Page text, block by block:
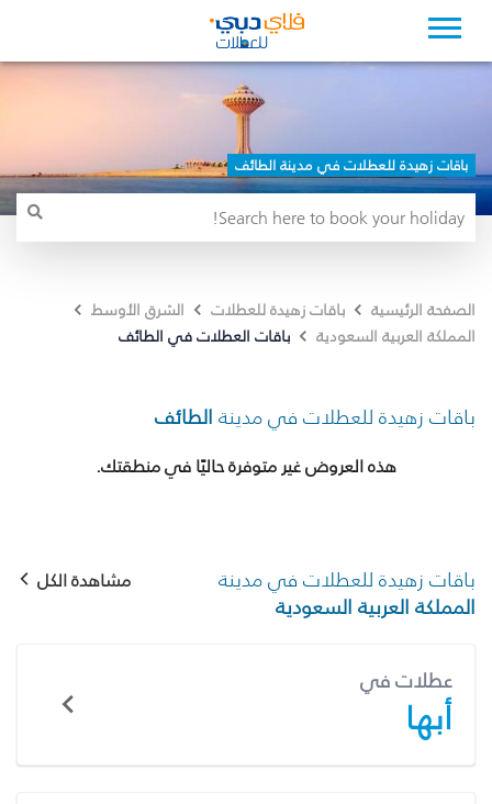
باقات زهيدة للعطلات في مدينة الطائف
الصفحة الرئيسية باقات زهيدة للعطلات
الشرق الأوسط
المملكة العربية السعودية
باقات العطلات في الطائف
باقات زهيدة للعطلات في مدينة الطائف
هذه العروض غير متوفرة حاليًا في منطقتك.
باقات زهيدة للعطلات في مدينة
المملكة العربية السعودية
مشاهدة الكل
عطلات في
أبها